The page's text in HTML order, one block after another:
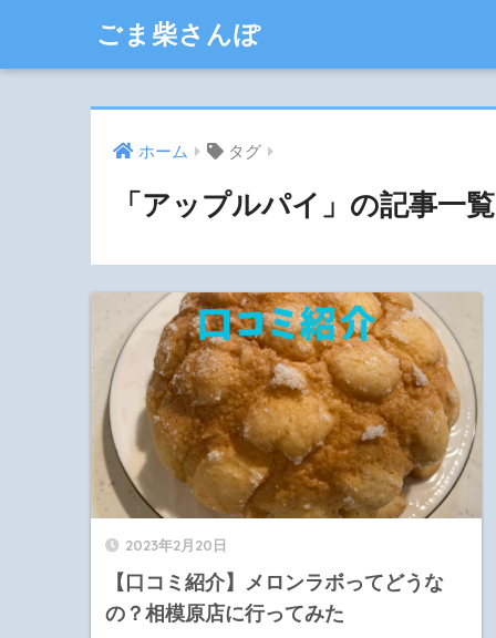
ごま柴さんぽ
ホーム タグ
「アップルパイ」の記事一覧
2023年2月20日
【口コミ紹介】メロンラボってどうな
の？相模原店に行ってみた